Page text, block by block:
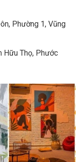
Phường 1, Vũng
Hữu Thọ, Phước